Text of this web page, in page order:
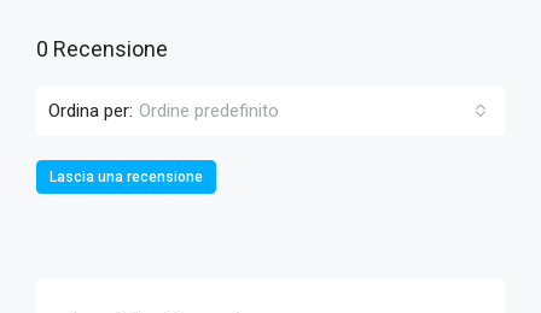
0 Recensione
Ordina per: Ordine predefinito
Lascia una recensione